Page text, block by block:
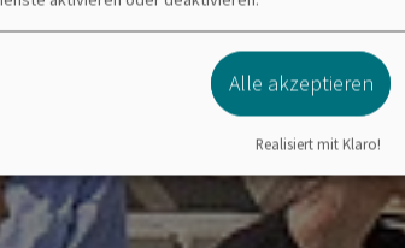
Alle akzeptieren
Realisiert mit Klaro!